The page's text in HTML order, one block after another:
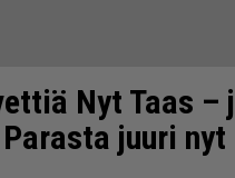
Nyt Taas
juuri